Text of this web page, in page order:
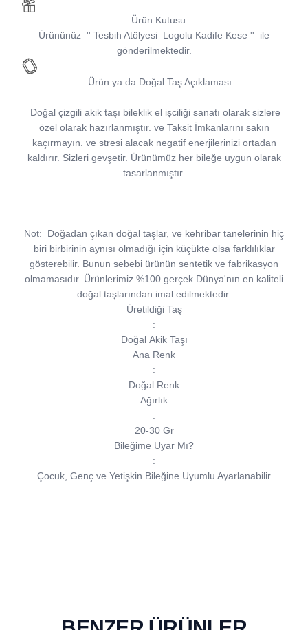
Ürün Kutusu
Ürününüz '' Tesbih Atölyesi Logolu Kadife Kese ''
ile
gönderilmektedir.
Ürün ya da Doğal Taş Açıklaması
Doğal çizgili akik taşı bileklik el işciliği sanatı olarak sizlere
özel olarak hazırlanmıştır. ve Taksit İmkanlarını sakın
kaçırmayın. ve stresi alacak negatif enerjilerinizi ortadan
kaldırır. Sizleri gevşetir. Ürünümüz her bileğe uygun olarak
tasarlanmıştır.
Not: Doğadan çıkan doğal taşlar, ve kehribar tanelerinin hiç
biri birbirinin aynısı olmadığı için küçükte olsa farklılıklar
gösterebilir. Bunun sebebi ürünün sentetik ve fabrikasyon
olmamasıdır. Ürünlerimiz %100 gerçek Dünya'nın en kaliteli
doğal taşlarından imal edilmektedir.
Üretildiği Taş
:
Doğal Akik Taşı
Ana Renk
:
Doğal Renk
Ağırlık
:
20-30 Gr
Bileğime Uyar Mı?
:
Çocuk, Genç ve Yetişkin Bileğine Uyumlu Ayarlanabilir